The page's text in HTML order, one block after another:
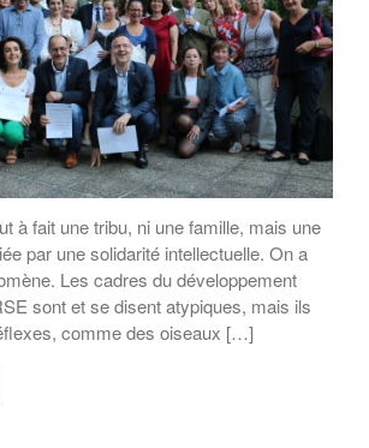
à fait une tribu, ni une famille, mais une
par une solidarité intellectuelle. On a
Les cadres du développement
sont et se disent atypiques, mais ils
comme des oiseaux […]